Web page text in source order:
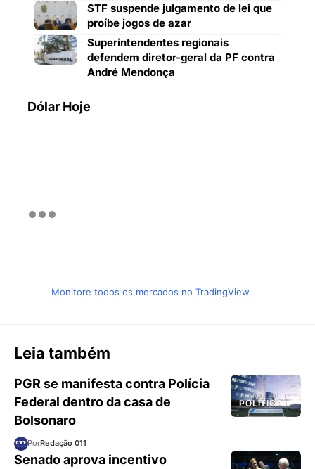
STF suspende julgamento de lei que
proíbe jogos de azar
Superintendentes regionais
defendem diretor-geral da PF contra
André Mendonça
Dólar Hoje
Monitore todos os mercados no TradingView
Leia também
POLÍTICA
PGR se manifesta contra Polícia
Federal dentro da casa de
Bolsonaro
PorRedação 011
Senado aprova incentivo